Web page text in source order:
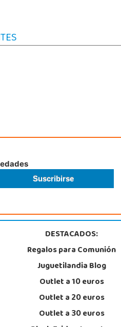
DESTACADOS:
Regalos para Comunión
Juguetilandia Blog
Outlet a 10 euros
Outlet a 20 euros
Outlet a 30 euros